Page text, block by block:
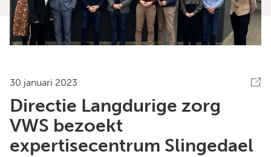
30 januari 2023
Directie Langdurige zorg
VWS bezoekt
expertisecentrum Slingedael